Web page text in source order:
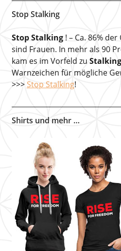
Stop Stalking
Stop Stalking! – Ca. 86% der
sind Frauen. In mehr als 90
kam es im Vorfeld zu Stalking
Warnzeichen für mögliche
>>> Stop Stalking!
Shirts und mehr …